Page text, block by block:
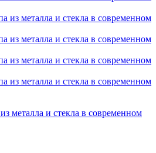
металла и стекла в современном